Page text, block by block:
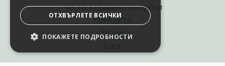
Често задавани въпроси
Контакти
За нас
ОТХВЪРЛЕТЕ ВСИЧКИ
ПОКАЖЕТЕ ПОДРОБНОСТИ